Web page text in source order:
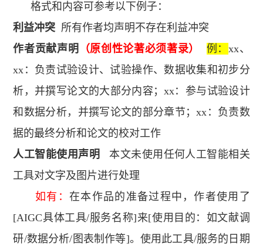
格式和内容可参考以下例子：
利益冲突 所有作者均声明不存在利益冲突
作者贡献声明
（原创性论著必须著录） 例： xx、
xx：负责试验设计、试验操作、数据收集和初步分
析，并撰写论文的大部分内容；xx：参与试验设计
和数据分析，并撰写论文的部分章节；xx：负责数
据的最终分析和论文的校对工作
人工智能使用声明 本文未使用任何人工智能相关
工具对文字及图片进行处理
如有：在本作品的准备过程中，作者使用了
[AIGC具体工具/服务名称]来[使用目的：如文献调
研/数据分析/图表制作等]。使用此工具/服务的日期